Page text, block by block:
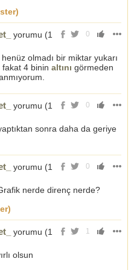
0
yorumu (1
olmadı bir miktar yukarı
fakat 4 binin altını görmeden
0
yorumu (1
sonra daha da geriye
0
yorumu (1
nerde direnç nerde?
1
yorumu (1
olsun